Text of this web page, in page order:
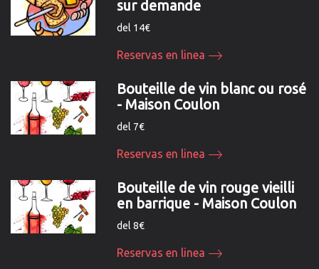
sur demande
del 14€
Reservas en linea
Bouteille de vin blanc ou rosé
- Maison Coulon
del 7€
Reservas en linea
Bouteille de vin rouge vieilli
en barrique - Maison Coulon
del 8€
Reservas en linea